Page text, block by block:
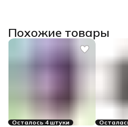
Похожие товары
Осталось 4 штуки